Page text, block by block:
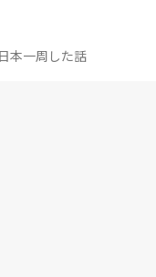
本一周した話